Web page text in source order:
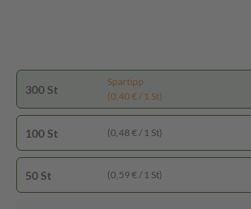
300 St
Spartipp
(0,40 € / 1 St)
100 St (0,48 € / 1 St)
50 St (0,59 € / 1 St)